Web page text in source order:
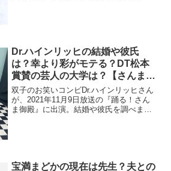
Dr.ハインリッヒの結婚や彼氏
は？幸より彩がモテる？DT松本
賞賛の芸人の大学は？【さんま御
殿】
双子のお笑いコンビDr.ハインリッヒさん
が、2021年11月9日放送の『踊る！さん
ま御殿』に出演。結婚や彼氏を調べま
宝満まどかの現在は先生？夫との